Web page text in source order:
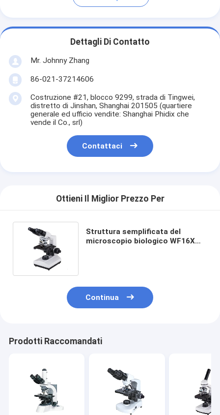
Dettagli Di Contatto
Mr. Johnny Zhang
86-021-37214606
Costruzione #21, blocco 9299, strada di Tingwei,
distretto di Jinshan, Shanghai 201505 (quartiere
generale ed ufficio vendite: Shanghai Phidix che
vende il Co., srl)
Contattaci
Ottieni Il Miglior Prezzo Per
Struttura semplificata del
microscopio biologico WF16X
Continua
Prodotti Raccomandati